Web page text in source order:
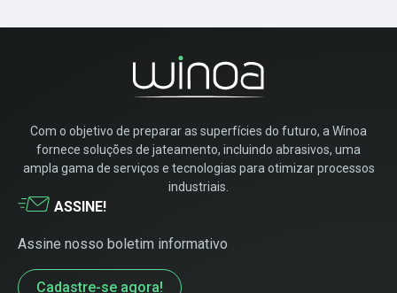
Com o objetivo de preparar as superfícies do futuro, a Winoa
fornece soluções de jateamento, incluindo abrasivos, uma
ampla gama de serviços e tecnologias para otimizar processos
industriais.
ASSINE!
Assine nosso boletim informativo
Cadastre-se agora!